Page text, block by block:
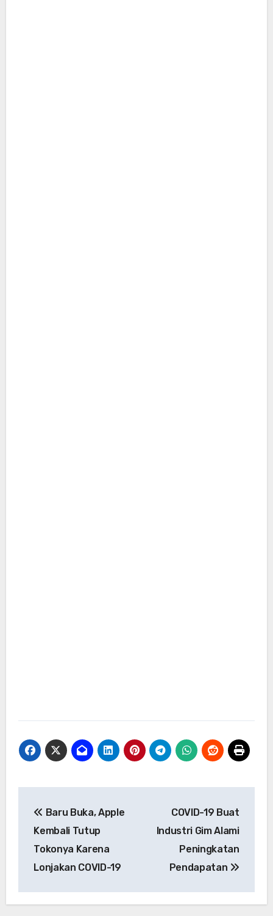
pos
Baru Buka, Apple
Kembali Tutup
Tokonya Karena
Lonjakan COVID-19
COVID-19 Buat
Industri Gim Alami
Peningkatan
Pendapatan